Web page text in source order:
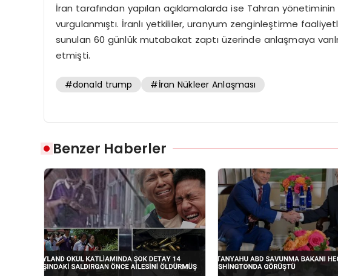
İran tarafından yapılan açıklamalarda ise Tahran
vurgulanmıştı. İranlı yetkililer, uranyum zenginleştirme
sunulan 60 günlük mutabakat zaptı üzerinde anlaşmaya
etmişti.
#donald trump #İran Nükleer Anlaşması
Benzer Haberler